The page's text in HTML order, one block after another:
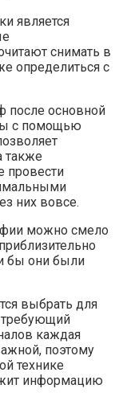
является
снимать в
определиться с
после основной
с помощью
также
провести
них вовсе.
можно смело
бы они были
выбрать для
требующий
каждая
поэтому
технике
информацию